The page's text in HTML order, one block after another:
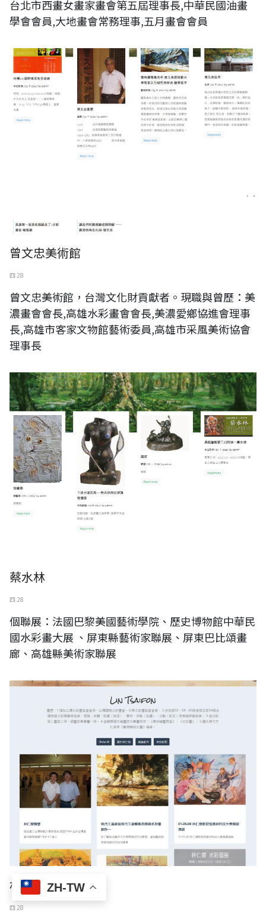
ZH-TW
台北市西畫女畫家畫會第五屆理事長,中華民國油畫
學會會員,大地畫會常務理事,五月畫會會員
曾文忠美術館
四 28
曾文忠美術館，台灣文化財貢獻者。現職與曾歷：美
濃畫會會長,高雄水彩畫會會長,美濃愛鄉協進會理事
長,高雄市客家文物館藝術委員,高雄市采風美術協會
理事長
蔡水林
四 28
個聯展：法國巴黎美國藝術學院、歷史博物館中華民
國水彩畫大展 、屏東縣藝術家聯展、屏東巴比頌畫
廊、高雄縣美術家聯展
林仁傑
四 28